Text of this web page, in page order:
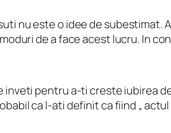
nu este o idee de subestimat.
de a face acest lucru. In
pentru a-ti creste iubirea
ca l-ati definit ca fiind „